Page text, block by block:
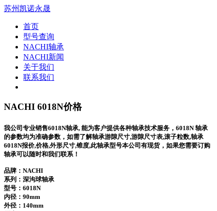
苏州凯诺永晟
首页
型号查询
NACHI轴承
NACHI新闻
关于我们
联系我们
NACHI 6018N价格
我公司专业销售6018N轴承, 能为客户提供各种轴承技术服务，6018N 轴承
的参数均为准确参数，如需了解轴承游隙尺寸,游隙尺寸表,滚子粒数,轴承
6018N报价,价格,外形尺寸,锥度,此轴承型号本公司有现货，如果您需要订购
轴承可以随时和我们联系！
品牌：NACHI
系列：深沟球轴承
型号： 6018N
内径：90mm
外径：140mm